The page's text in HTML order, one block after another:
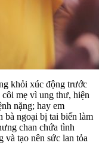
khỏi xúc động trước
mẹ vì ung thư, hiện
nặng; hay em
bà ngoại bị tai biến làm
chan chứa tình
tạo nên sức lan tỏa